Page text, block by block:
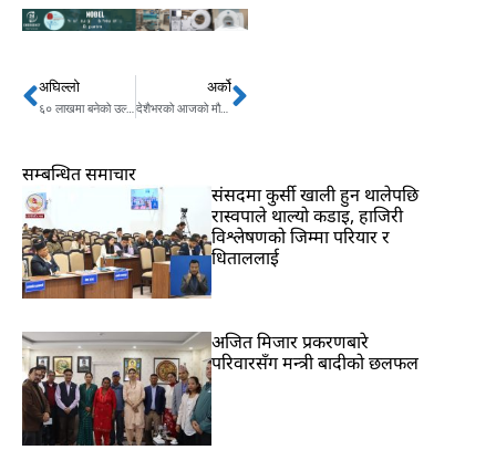
Prev
अघिल्लो
६० लाखमा बनेको उल्टो घर कस्तो छ ?
अर्को
देशैभरको आजको मौसम कस्तो छ ? आज कहाँ पर्दैछ पानी ? Next
सम्बन्धित समाचार
संसदमा कुर्सी खाली हुन थालेपछि
रास्वपाले थाल्यो कडाइ, हाजिरी
विश्लेषणको जिम्मा परियार र
धिताललाई
अजित मिजार प्रकरणबारे
परिवारसँग मन्त्री बादीको छलफल